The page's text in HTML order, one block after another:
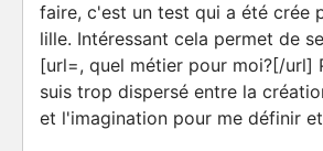
faire, c'est un test qui a été crée
lille. Intéressant cela permet de
[url=, quel métier pour moi?[/url]
suis trop dispersé entre la
et l'imagination pour me définir